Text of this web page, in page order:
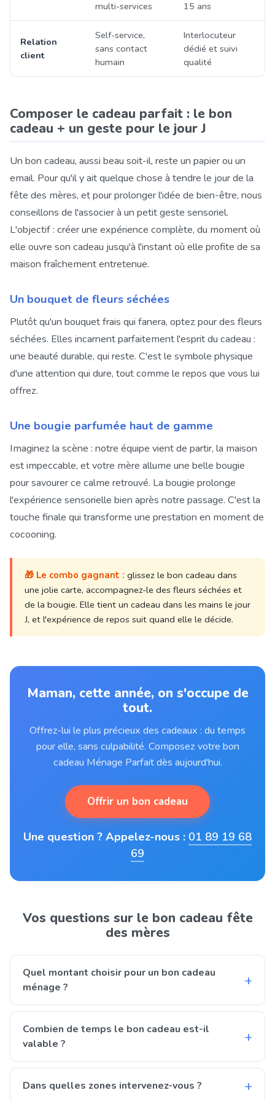
multi-services 15 ans
Relation
client
Self-service,
sans contact
humain
Interlocuteur
dédié et suivi
qualité
Composer le cadeau parfait : le bon
cadeau + un geste pour le jour J
Un bon cadeau, aussi beau soit-il, reste un papier ou un
email. Pour qu'il y ait quelque chose à tendre le jour de la
fête des mères, et pour prolonger l'idée de bien-être, nous
conseillons de l'associer à un petit geste sensoriel.
L'objectif : créer une expérience complète, du moment où
elle ouvre son cadeau jusqu'à l'instant où elle profite de sa
maison fraîchement entretenue.
Un bouquet de fleurs séchées
Plutôt qu'un bouquet frais qui fanera, optez pour des fleurs
séchées. Elles incarnent parfaitement l'esprit du cadeau :
une beauté durable, qui reste. C'est le symbole physique
d'une attention qui dure, tout comme le repos que vous lui
offrez.
Une bougie parfumée haut de gamme
Imaginez la scène : notre équipe vient de partir, la maison
est impeccable, et votre mère allume une belle bougie
pour savourer ce calme retrouvé. La bougie prolonge
l'expérience sensorielle bien après notre passage. C'est la
touche finale qui transforme une prestation en moment de
cocooning.
🎁 Le combo gagnant : glissez le bon cadeau dans
une jolie carte, accompagnez-le des fleurs séchées et
de la bougie. Elle tient un cadeau dans les mains le jour
J, et l'expérience de repos suit quand elle le décide.
Maman, cette année, on s'occupe de
tout.
Offrez-lui le plus précieux des cadeaux : du temps
pour elle, sans culpabilité. Composez votre bon
cadeau Ménage Parfait dès aujourd'hui.
Offrir un bon cadeau
Une question ? Appelez-nous : 01 89 19 68
69
Vos questions sur le bon cadeau fête
des mères
Quel montant choisir pour un bon cadeau
ménage ?
Tout dépend de ce que vous souhaitez offrir. Pour une
intervention ponctuelle de découverte, comptez autour
de 100 €. Pour un grand ménage complet ou un
montent souvent jusqu'à 2 000 € et plus. Vous fixez
librement le montant, et votre mère choisit la
Combien de temps le bon cadeau est-il
valable ?
Le bon cadeau est valable un an à compter de son
émission. Votre mère a donc tout le temps de choisir le
Dans quelles zones intervenez-vous ?